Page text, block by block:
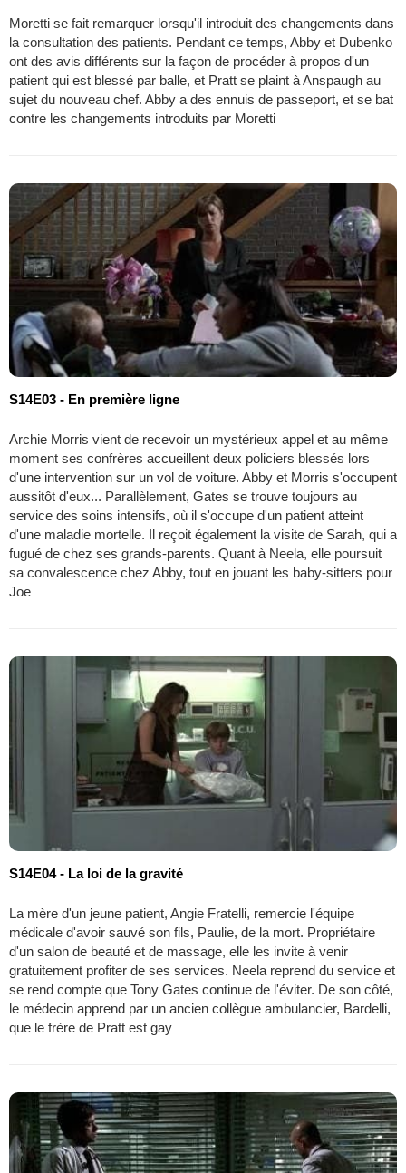
Moretti se fait remarquer lorsqu'il introduit des changements dans
la consultation des patients. Pendant ce temps, Abby et Dubenko
ont des avis différents sur la façon de procéder à propos d'un
patient qui est blessé par balle, et Pratt se plaint à Anspaugh au
sujet du nouveau chef. Abby a des ennuis de passeport, et se bat
contre les changements introduits par Moretti
S14E03 - En première ligne
Archie Morris vient de recevoir un mystérieux appel et au même
moment ses confrères accueillent deux policiers blessés lors
d'une intervention sur un vol de voiture. Abby et Morris s'occupent
aussitôt d'eux... Parallèlement, Gates se trouve toujours au
service des soins intensifs, où il s'occupe d'un patient atteint
d'une maladie mortelle. Il reçoit également la visite de Sarah, qui a
fugué de chez ses grands-parents. Quant à Neela, elle poursuit
sa convalescence chez Abby, tout en jouant les baby-sitters pour
Joe
S14E04 - La loi de la gravité
La mère d'un jeune patient, Angie Fratelli, remercie l'équipe
médicale d'avoir sauvé son fils, Paulie, de la mort. Propriétaire
d'un salon de beauté et de massage, elle les invite à venir
gratuitement profiter de ses services. Neela reprend du service et
se rend compte que Tony Gates continue de l'éviter. De son côté,
le médecin apprend par un ancien collègue ambulancier, Bardelli,
que le frère de Pratt est gay